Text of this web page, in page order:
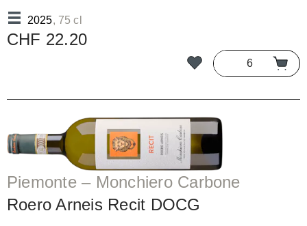
2025, 75 cl
CHF 22.20
Piemonte – Monchiero Carbone
Roero Arneis Recit DOCG